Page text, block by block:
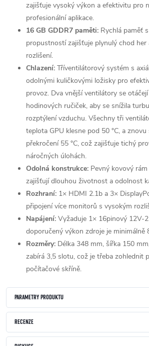
zajišťuje vysoký výkon a efektivitu pro
profesionální aplikace.
16 GB GDDR7 paměti: Rychlá paměť
propustností zajišťuje plynulý chod her
rozlišení.
Chlazení: Tříventilátorový systém s
odolnými kuličkovými ložisky pro
provoz. Dva vnější ventilátory se
hodinových ručiček, aby se snížila
rozptýlení vzduchu. Všechny tři
teplota GPU klesne pod 50 °C, a
překročení 55 °C, což zajišťuje tichý
náročných úlohách.
Odolná konstrukce: Pevný kovový
zajišťují dlouhou životnost a odolnost
Rozhraní: 1× HDMI 2.1b a 3×
připojení více monitorů s vysokým
Napájení: Vyžaduje 1× 16pinový 12V-
doporučený výkon zdroje je minimálně
Rozměry: Délka 348 mm, šířka 150
zabírá 3,5 slotu, což je třeba zohlednit
počítačové skříně.
PARAMETRY PRODUKTU
RECENZE